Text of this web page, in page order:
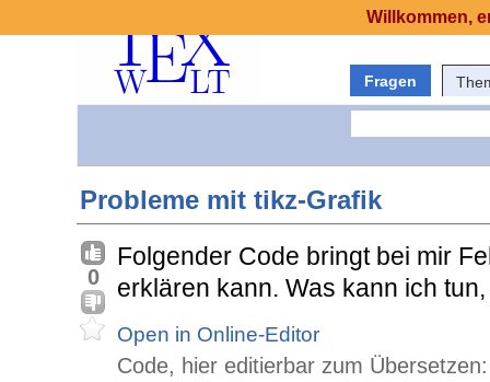
Fragen
Probleme mit tikz-Grafik
0
Folgender Code bringt bei mir
erklären kann. Was kann ich
Open in Online-Editor
Code, hier editierbar zum Übersetzen:
Willkommen,